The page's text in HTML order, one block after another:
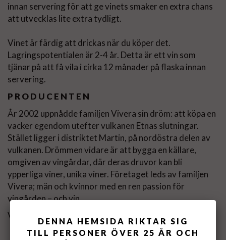
innan servering för att ge vinets smaker en extra chans
att utvecklas lite extra tydligt.
Vinet är färdig att drickas när du köper det.
Lagringspotentialen är 2-4 år. Detta är ett vin som
tjänar på att få vila i cirka 12 månader på flaska innan
servering.
PRODUCENTEN
År 2002 uppnådde familjen Vivera sin dröm: att köpa en
vacker egendom utefter vulkanen Etnas slutningar.
Stället ligger i distriktet Martin, på nordöstra delen av
vulkanen. Drömmen vidare är att bygga en källare,
omgiven av vingårdar, där deras druvor kan bli
ypperliga viner, unika viner. Företaget leds av familjen
Vivera; män och kvinnor med en ren passion för
vingården – och vin.
Vivera Terra dei Sogni Sicilia Rosso on Vivino
DENNA HEMSIDA RIKTAR SIG
TILL PERSONER ÖVER 25 ÅR OCH